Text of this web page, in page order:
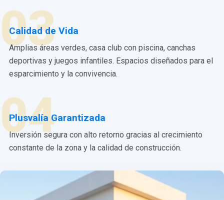
03
Calidad de Vida
Amplias áreas verdes, casa club con piscina, canchas
deportivas y juegos infantiles. Espacios diseñados para el
esparcimiento y la convivencia.
04
Plusvalía Garantizada
Inversión segura con alto retorno gracias al crecimiento
constante de la zona y la calidad de construcción.